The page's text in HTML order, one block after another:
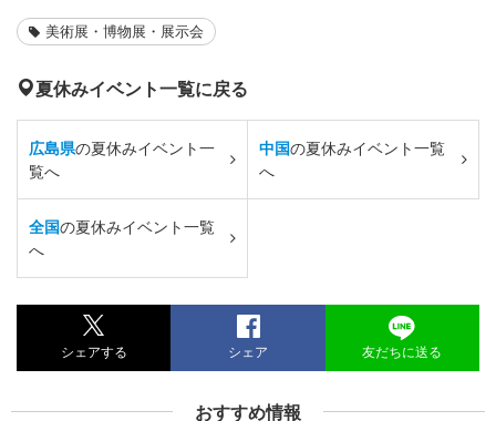
美術展・博物展・展示会
夏休みイベント一覧に戻る
広島県の夏休みイベント一
覧へ
中国の夏休みイベント一覧
へ
全国の夏休みイベント一覧
へ
シェアする シェア 友だちに送る
おすすめ情報